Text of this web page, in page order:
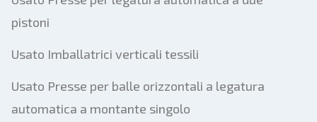
pistoni
Usato Imballatrici verticali tessili
Usato Presse per balle orizzontali a legatura
automatica a montante singolo